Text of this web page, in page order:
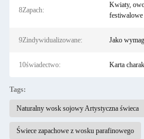
8Zapach:
Kwiaty,
festiwalowe
9Zindywidualizowane: Jako
10świadectwo: Karta
Tags:
Naturalny wosk sojowy Artystyczna świeca
Świece zapachowe z wosku parafinowego